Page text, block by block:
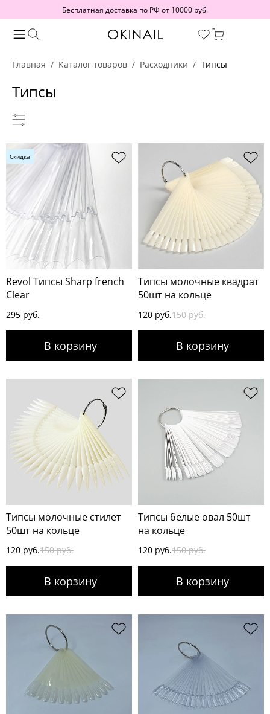
Бесплатная доставка по РФ от 10000 руб.
Главная Каталог товаров Расходники Типсы
Типсы
Скидка
Revol Типсы Sharp french
Clear
295 руб.
Типсы молочные квадрат
50шт на кольце
120 руб.150 руб.
Типсы молочные стилет
50шт на кольце
120 руб.150 руб.
Типсы белые овал 50шт
на кольце
120 руб.150 руб.